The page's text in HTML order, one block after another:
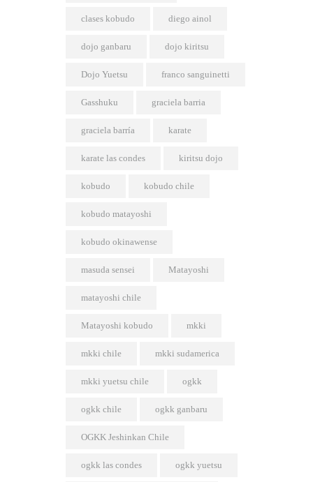
clases kobudo diego ainol
dojo ganbaru dojo kiritsu
Dojo Yuetsu franco sanguinetti
Gasshuku graciela barria
graciela barría karate
karate las condes kiritsu dojo
kobudo kobudo chile
kobudo matayoshi
kobudo okinawense
masuda sensei Matayoshi
matayoshi chile
Matayoshi kobudo mkki
mkki chile mkki sudamerica
mkki yuetsu chile ogkk
ogkk chile ogkk ganbaru
OGKK Jeshinkan Chile
ogkk las condes ogkk yuetsu